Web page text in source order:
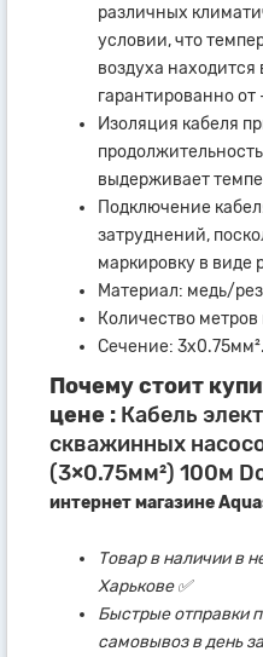
различных
условии, что
воздуха находится
гарантированно от
Изоляция кабеля
выдерживает
Подключение
затруднений,
маркировку в виде
Материал: медь/
Количество метров
Сечение: 3х0.75мм².
Почему стоит
цене : Кабель
скважинных
(3×0.75мм²) 100м
интернет магазине
Товар в наличии в
Харькове ✅
Быстрые отправки
самовывоз в день